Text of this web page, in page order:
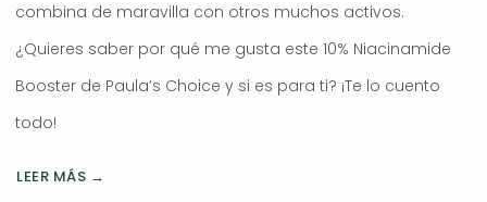
combina de maravilla con otros muchos activos.
¿Quieres saber por qué me gusta este 10% Niacinamide
Booster de Paula’s Choice y si es para ti? ¡Te lo cuento
todo!
LEER MÁS →